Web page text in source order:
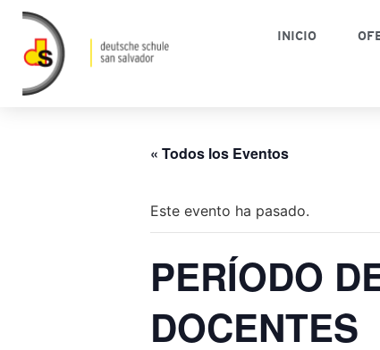
INICIO
« Todos los Eventos
Este evento ha pasado.
PERÍODO
DOCENTES